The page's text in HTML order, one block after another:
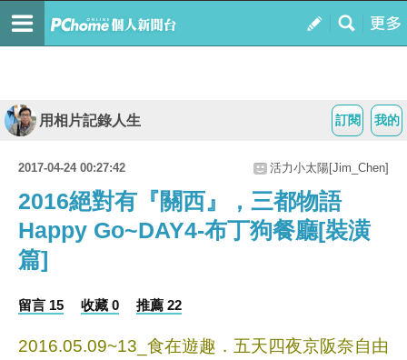
我的
訂閱
用相片記錄人生
2017-04-24 00:27:42 活力小太陽[Jim_Chen]
2016絕對有『關西』，三都物語
Happy Go~DAY4-布丁狗餐廳[裝潢
篇]
留言 15 收藏 0 推薦 22
2016.05.09~13_食在遊趣．五天四夜京阪奈自由